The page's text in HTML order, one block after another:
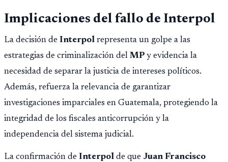
Implicaciones del fallo de Interpol
La decisión de Interpol representa un golpe a las
estrategias de criminalización del MP y evidencia la
necesidad de separar la justicia de intereses políticos.
Además, refuerza la relevancia de garantizar
investigaciones imparciales en Guatemala, protegiendo la
integridad de los fiscales anticorrupción y la
independencia del sistema judicial.
La confirmación de Interpol de que Juan Francisco